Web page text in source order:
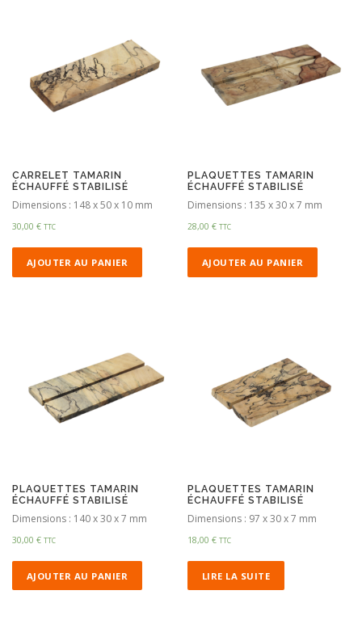
CARRELET TAMARIN
ÉCHAUFFÉ STABILISÉ
Dimensions : 148 x 50 x 10 mm
30,00 € TTC
AJOUTER AU PANIER
PLAQUETTES TAMARIN
ÉCHAUFFÉ STABILISÉ
Dimensions : 135 x 30 x 7 mm
28,00€ TTC
AJOUTER AU PANIER
PLAQUETTES TAMARIN
ÉCHAUFFÉ STABILISÉ
Dimensions : 140 x 30 x 7 mm
30,00 € TTC
AJOUTER AU PANIER
PLAQUETTES TAMARIN
ÉCHAUFFÉ STABILISÉ
Dimensions : 97 x 30 x 7 mm
18,00€ TTC
LIRE LA SUITE